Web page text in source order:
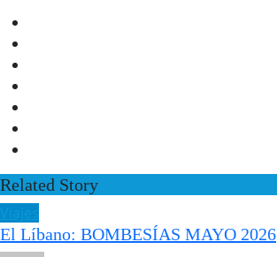
Related Story
El Líbano: BOMBESÍAS MAYO 2026